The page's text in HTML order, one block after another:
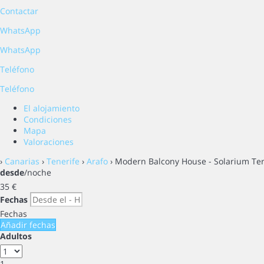
Contactar
WhatsApp
WhatsApp
Teléfono
Teléfono
El alojamiento
Condiciones
Mapa
Valoraciones
› Canarias › Tenerife › Arafo › Modern Balcony House - Solarium
desde/noche
35 €
Fechas
Fechas
Añadir fechas
Adultos